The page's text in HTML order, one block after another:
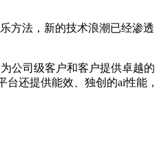
方法，新的技术浪潮已经渗透
公司级客户和客户提供卓越的
还提供能效、独创的ai性能，